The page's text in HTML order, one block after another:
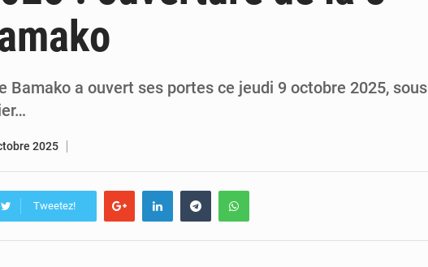
Mobilité étudiante : une présence africaine en hausse dans les universités russes
Bamako a ouvert ses portes ce jeudi 9 octobre 2025, sous
2025
Tweetez!